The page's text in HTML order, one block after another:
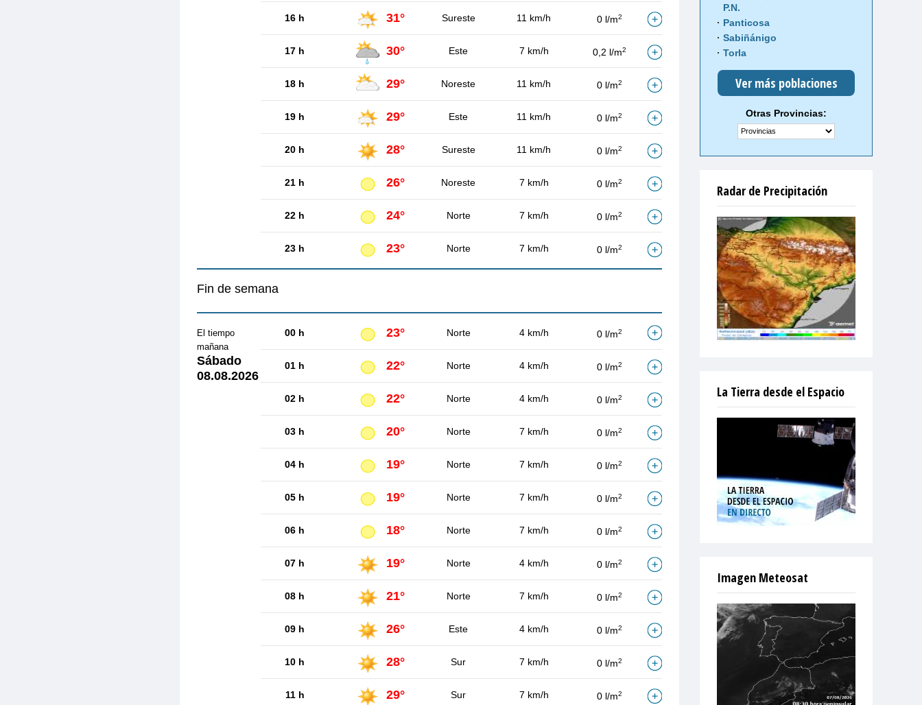
16 h 31° Sureste 11 km/h 0 l/m2
17 h 30° Este 7 km/h 0,2 l/m2
18 h 29° Noreste 11 km/h 0 l/m2
19 h 29° Este 11 km/h 0 l/m2
20 h 28° Sureste 11 km/h 0 l/m2
21 h 26° Noreste 7 km/h 0 l/m2
22 h 24° Norte 7 km/h 0 l/m2
23 h 23° Norte 7 km/h 0 l/m2
Fin de semana
El tiempo
mañana
Sábado
08.08.2026
00 h 23° Norte 4 km/h 0 l/m2
01 h 22° Norte 4 km/h 0 l/m2
02 h 22° Norte 4 km/h 0 l/m2
03 h 20° Norte 7 km/h 0 l/m2
04 h 19° Norte 7 km/h 0 l/m2
05 h 19° Norte 7 km/h 0 l/m2
06 h 18° Norte 7 km/h 0 l/m2
07 h 19° Norte 4 km/h 0 l/m2
08 h 21° Norte 7 km/h 0 l/m2
09 h 26° Este 4 km/h 0 l/m2
10 h 28° Sur 7 km/h 0 l/m2
11 h 29° Sur 7 km/h 0 l/m2
P.N.
Panticosa
Sabiñánigo
Torla
Ver más poblaciones
Otras Provincias:
Radar de Precipitación
La Tierra desde el Espacio
Imagen Meteosat